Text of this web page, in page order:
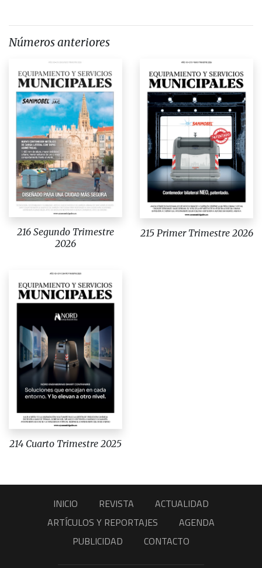
Números anteriores
216 Segundo Trimestre
2026
215 Primer Trimestre 2026
214 Cuarto Trimestre 2025
INICIO REVISTA
ACTUALIDAD
ARTÍCULOS Y REPORTAJES
AGENDA
PUBLICIDAD
CONTACTO